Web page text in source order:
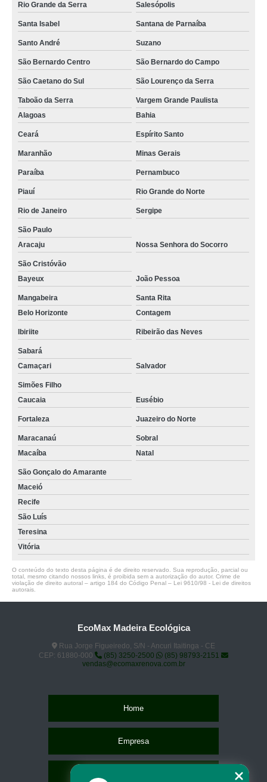
Rio Grande da Serra Salesópolis
Santa Isabel Santana de Parnaíba
Santo André Suzano
São Bernardo Centro São Bernardo do Campo
São Caetano do Sul São Lourenço da Serra
Taboão da Serra
Vargem Grande Paulista
Alagoas
Bahia
Ceará Espírito Santo
Maranhão Minas Gerais
Paraíba Pernambuco
Piauí Rio Grande do Norte
Rio de Janeiro Sergipe
São Paulo
Aracaju
Nossa Senhora do Socorro
São Cristóvão
Bayeux
João Pessoa
Mangabeira
Santa Rita
Belo Horizonte
Contagem
Ibiriite Ribeirão das Neves
Sabará
Camaçari
Salvador
Simões Filho
Caucaia
Eusébio
Fortaleza Juazeiro do Norte
Maracanaú
Sobral
Macaíba
Natal
São Gonçalo do Amarante
Maceió
Recife
São Luís
Teresina
Vitória
O conteúdo do texto desta página é de direito reservado. Sua reprodução, parcial ou
total, mesmo citando nossos links, é proibida sem a autorização do autor. Crime de
violação de direito autoral – artigo 184 do Código Penal – Lei 9610/98 - Lei de direitos
autorais
EcoMax Madeira Ecológica
Rua Jorge Figueiredo, S/N - Ancuri Itaitinga - CE
CEP: 61880-000
(85) 3250-2500
(85) 98793-2151
vendas@ecomaxrenova.com.br
Home
Empresa